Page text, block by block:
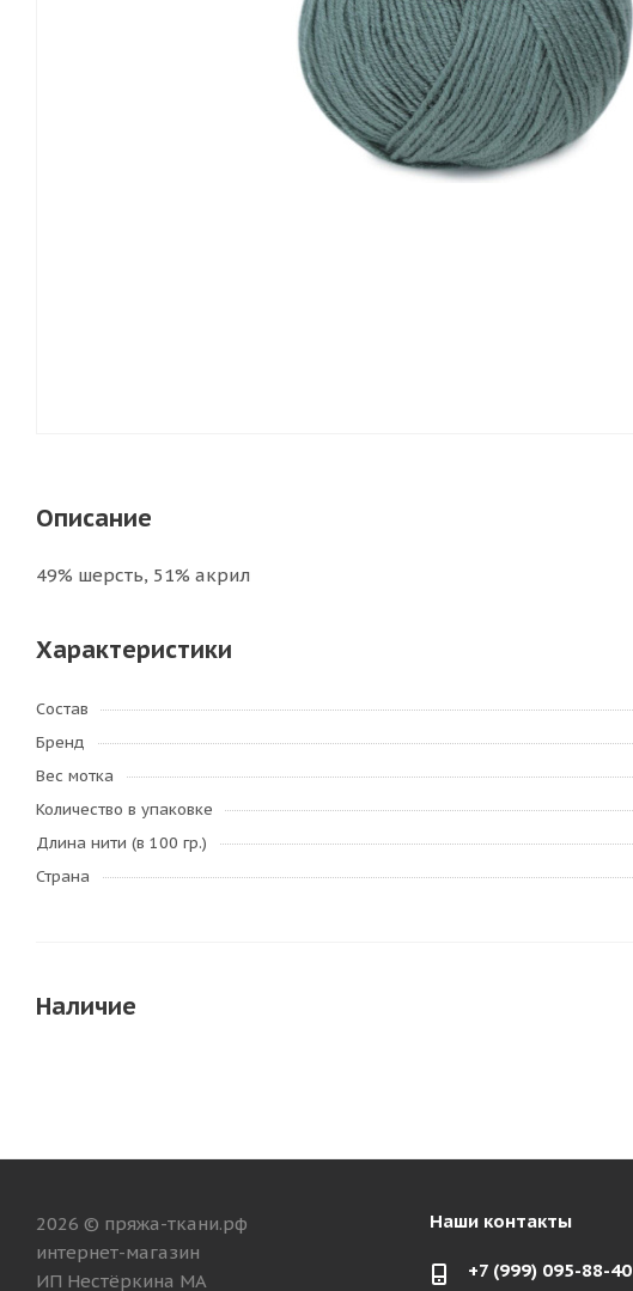
Описание
49% шерсть, 51% акрил
Характеристики
Состав
Бренд
Вес мотка
Количество в упаковке
Длина нити (в 100 гр.)
Страна
Наличие
2026 © пряжа-ткани.рф
интернет-магазин
ИП Нестёркина МА
Наши контакты
+7 (999) 095-88-40